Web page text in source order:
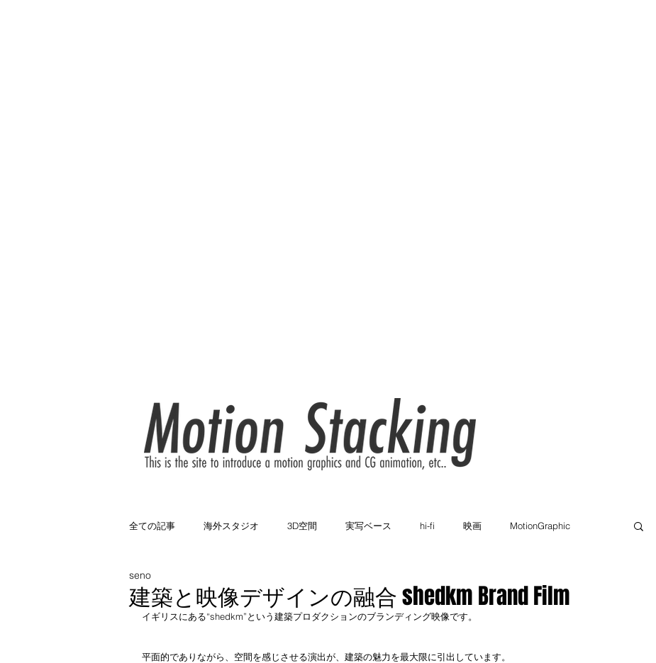
全ての記事 海外スタジオ 3D空間 実写ベース hi-fi 映画 MotionGraphic
建築と映像デザインの融合 shedkm Brand Film
seno
イギリスにある“shedkm”という建築プロダクションのブランディング映像です。
平面的でありながら、空間を感じさせる演出が、建築の魅力を最大限に引出しています。